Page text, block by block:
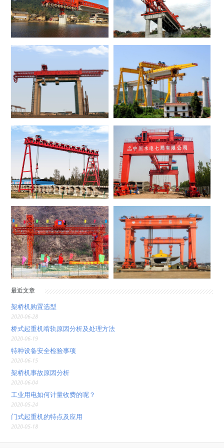
最近文章
架桥机购置选型
2020-06-28
桥式起重机啃轨原因分析及处理方法
2020-06-19
特种设备安全检验事项
2020-06-15
架桥机事故原因分析
2020-06-04
工业用电如何计量收费的呢？
2020-05-24
门式起重机的特点及应用
2020-05-18